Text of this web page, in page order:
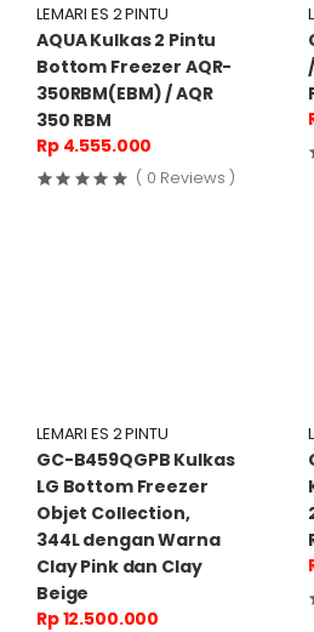
LEMARI ES 2 PINTU
AQUA Kulkas 2 Pintu
Bottom Freezer AQR-
350RBM(EBM) / AQR
350 RBM
Rp 4.555.000
( 0 Reviews )
LEMARI ES 2 PINTU
GC-B459QGPB Kulkas
LG Bottom Freezer
Objet Collection,
344L dengan Warna
Clay Pink dan Clay
Beige
Rp 12.500.000